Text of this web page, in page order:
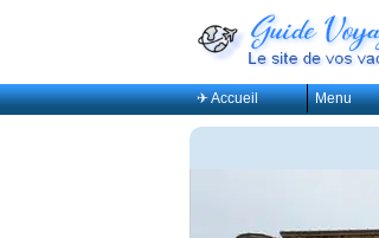
✈ Accueil Menu